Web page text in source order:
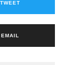
TWEET
EMAIL